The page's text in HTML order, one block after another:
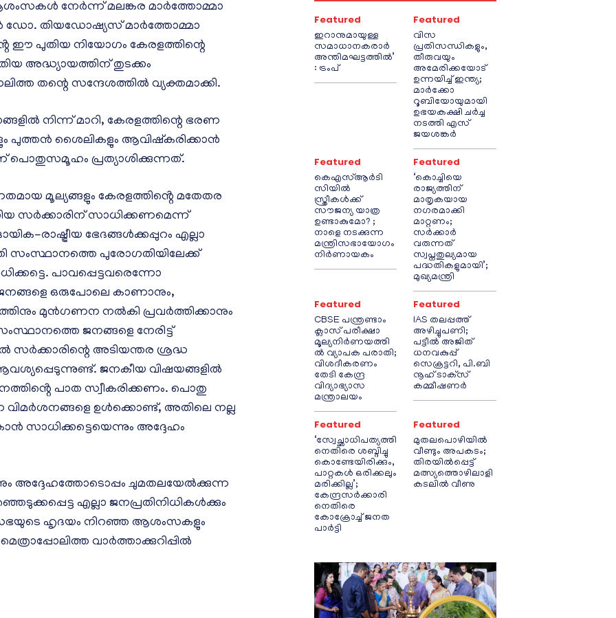
നേർന്ന് മലങ്കര മാർത്തോമ്മാ
ഡോ. തിയഡോഷ്യസ് മാർത്തോമ്മാ
ഈ പുതിയ നിയോഗം കേരളത്തിന്റെ
അദ്ധ്യായത്തിന് തുടക്കം
തന്റെ സന്ദേശത്തിൽ വ്യക്തമാക്കി.
നിന്ന് മാറി, കേരളത്തിന്റെ ഭരണ
പുത്തൻ ശൈലികളും ആവിഷ്‌കരിക്കാൻ
പൊതുസമൂഹം പ്രത്യാശിക്കുന്നത്.
മൂല്യങ്ങളും കേരളത്തിൻ്റെ മതേതര
സർക്കാരിന് സാധിക്കണമെന്ന്
രാഷ്ട്രീയ ഭേദങ്ങൾക്കപ്പുറം എല്ലാ
സംസ്ഥാനത്തെ പുരോഗതിയിലേക്ക്
പാവപ്പെട്ടവരെന്നോ
ജനങ്ങളെ ഒരുപോലെ കാണാനും,
മുൻഗണന നൽകി പ്രവർത്തിക്കാനും
ജനങ്ങളെ നേരിട്ട്
സർക്കാരിന്റെ അടിയന്തര ശ്രദ്ധ
ജനകീയ വിഷയങ്ങളിൽ
പാത സ്വീകരിക്കണം. പൊതു
ഉൾക്കൊണ്ട്, അതിലെ നല്ല
സാധിക്കട്ടെയെന്നും അദ്ദേഹം
അദ്ദേഹത്തോടൊപ്പം ചുമതലയേൽക്കുന്ന
എല്ലാ ജനപ്രതിനിധികൾക്കും
സഭയുടെ ഹൃദയം നിറഞ്ഞ ആശംസകളും
വാർത്താക്കുറിപ്പിൽ
Featured
ഇറാനുമായുള്ള
സമാധാനകരാർ
അന്തിമഘട്ടത്തിൽ‌’
: ട്രംപ്
Featured
വിസ
പ്രതിസന്ധികളും,
തീരുവയും
അമേരിക്കയോട്
ഉന്നയിച്ച് ഇന്ത്യ;
മാർക്കോ
റൂബിയോയുമായി
ഉഭയകക്ഷി ചർച്ച
നടത്തി എസ്
ജയശങ്കർ
Featured
കെഎസ്ആർടി
സിയിൽ
സ്ത്രീകൾക്ക്
സൗജന്യ യാത്ര
ഉണ്ടാകുമോ? ;
നാളെ നടക്കുന്ന
മന്ത്രിസഭായോഗം
നിർണായകം
Featured
‘കൊച്ചിയെ
രാജ്യത്തിന്
മാതൃകയായ
നഗരമാക്കി
മാറ്റണം;
സർക്കാർ
വരുന്നത്
സ്വപ്നതുല്യമായ
പദ്ധതികളുമായി’;
മുഖ്യമന്ത്രി
Featured
CBSE പന്ത്രണ്ടാം
ക്ലാസ് പരീക്ഷാ
മൂല്യനിർണയത്തി
ൽ വ്യാപക പരാതി;
വിശദീകരണം
തേടി കേന്ദ്ര
വിദ്യാഭ്യാസ
മന്ത്രാലയം
Featured
IAS തലപ്പത്ത്
അഴിച്ചുപണി;
പട്ടീല്‍ അജിത്
ധനവകുപ്പ്
സെക്രട്ടറി, പി.ബി
നൂഹ് ടാക്‌സ്
കമ്മീഷണര്‍
Featured
‘സ്വേച്ഛാധിപത്യത്തി
നെതിരെ ശബ്ദിച്ചു
കൊണ്ടേയിരിക്കും,
പാറ്റകൾ ഒരിക്കലും
മരിക്കില്ല’;
കേന്ദ്രസർക്കാരി
നെതിരെ
കോക്രോച്ച് ജനത
പാർട്ടി
Featured
മുതലപൊഴിയിൽ
വീണ്ടും അപകടം;
തിരയിൽപ്പെട്ട്
മത്സ്യത്തൊഴിലാളി
കടലിൽ വീണു